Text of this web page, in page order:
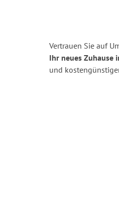
Vertrauen Sie auf
Ihr neues Zuhause
und